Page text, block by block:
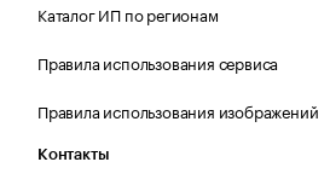
Каталог ИП по регионам
Правила использования сервиса
Правила использования изображений
Контакты